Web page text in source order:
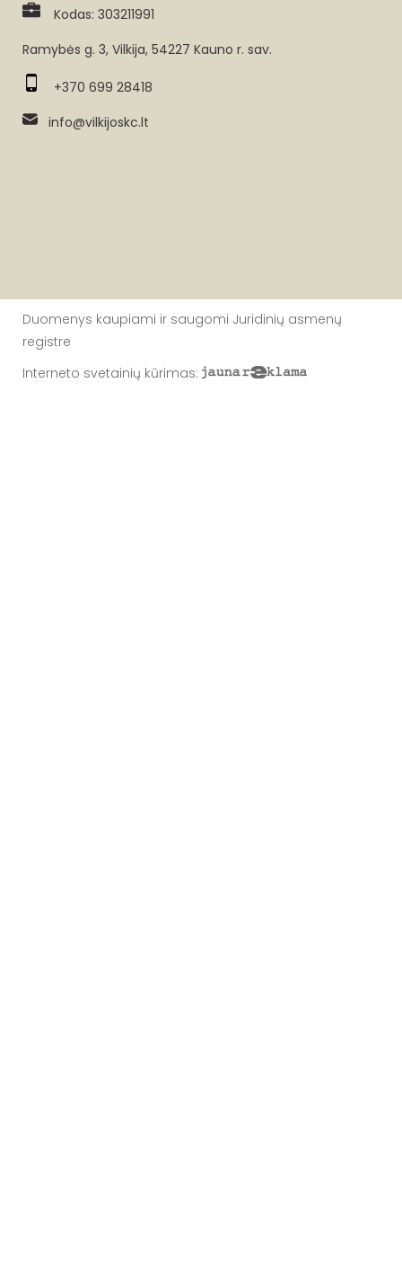
Kodas: 303211991
Ramybės g. 3, Vilkija, 54227 Kauno r. sav.
+370 699 28418
info@vilkijoskc.lt
Duomenys kaupiami ir saugomi Juridinių asmenų
registre
Interneto svetainių kūrimas: